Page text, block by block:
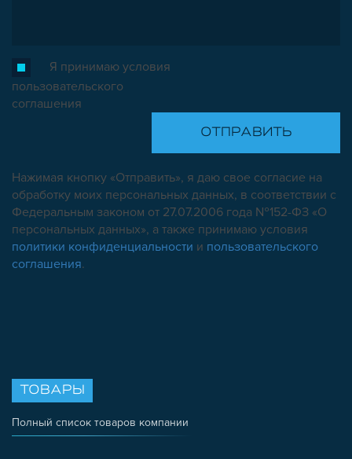
Я принимаю условия
пользовательского
соглашения
Нажимая кнопку «Отправить», я даю свое согласие на
обработку моих персональных данных, в соответствии с
Федеральным законом от 27.07.2006 года №152-ФЗ «О
персональных данных», а также принимаю условия
политики конфиденциальности и пользовательского
соглашения.
ТОВАРЫ
Полный список товаров компании